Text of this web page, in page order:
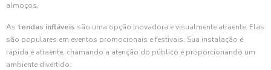
almoços.
As tendas infláveis são uma opção inovadora e visualmente atraente. Elas
são populares em eventos promocionais e festivais. Sua instalação é
rápida e atraente, chamando a atenção do público e proporcionando um
ambiente divertido.